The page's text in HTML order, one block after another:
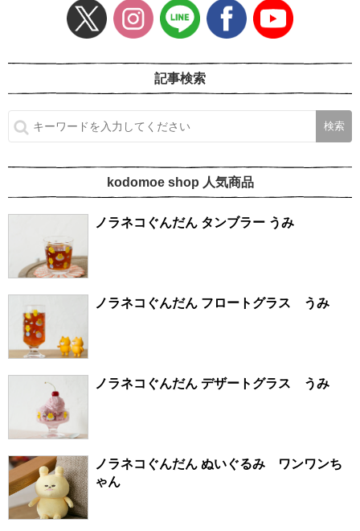
記事検索
kodomoe shop 人気商品
ノラネコぐんだん タンブラー うみ
ノラネコぐんだん フロートグラス うみ
ノラネコぐんだん デザートグラス うみ
ノラネコぐんだん ぬいぐるみ ワンワンち
ゃん